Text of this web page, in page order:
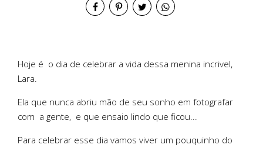
Hoje é o dia de celebrar a vida dessa menina incrivel,
Lara.
Ela que nunca abriu mão de seu sonho em fotografar
com a gente, e que ensaio lindo que ficou...
Para celebrar esse dia vamos viver um pouquinho do